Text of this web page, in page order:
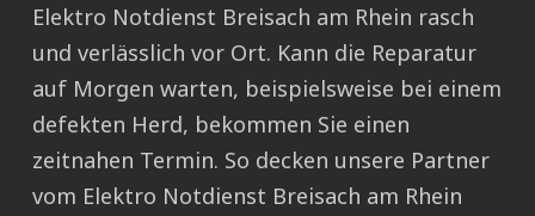
Elektro Notdienst Breisach am Rhein rasch
und verlässlich vor Ort. Kann die Reparatur
auf Morgen warten, beispielsweise bei einem
defekten Herd, bekommen Sie einen
zeitnahen Termin. So decken unsere Partner
vom Elektro Notdienst Breisach am Rhein